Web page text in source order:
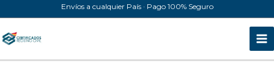
al
contenido
Envíos a cualquier País · Pago 100% Seguro